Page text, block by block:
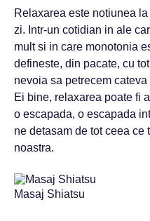
Relaxarea este notiunea
zi. Intr-un cotidian in ale
mult si in care monotonia
defineste, din pacate, cu
nevoia sa petrecem
Ei bine, relaxarea poate fi
o escapada, o escapada
ne detasam de tot ceea ce
noastra.
Masaj Shiatsu